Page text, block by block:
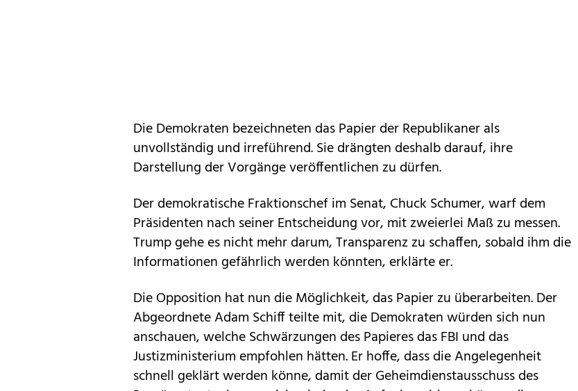
Die Demokraten bezeichneten das Papier der Republikaner als
unvollständig und irreführend. Sie drängten deshalb darauf, ihre
Darstellung der Vorgänge veröffentlichen zu dürfen.
Der demokratische Fraktionschef im Senat, Chuck Schumer, warf dem
Präsidenten nach seiner Entscheidung vor, mit zweierlei Maß zu messen.
Trump gehe es nicht mehr darum, Transparenz zu schaffen, sobald ihm die
Informationen gefährlich werden könnten, erklärte er.
Die Opposition hat nun die Möglichkeit, das Papier zu überarbeiten. Der
Abgeordnete Adam Schiff teilte mit, die Demokraten würden sich nun
anschauen, welche Schwärzungen des Papieres das FBI und das
Justizministerium empfohlen hätten. Er hoffe, dass die Angelegenheit
schnell geklärt werden könne, damit der Geheimdienstausschuss des